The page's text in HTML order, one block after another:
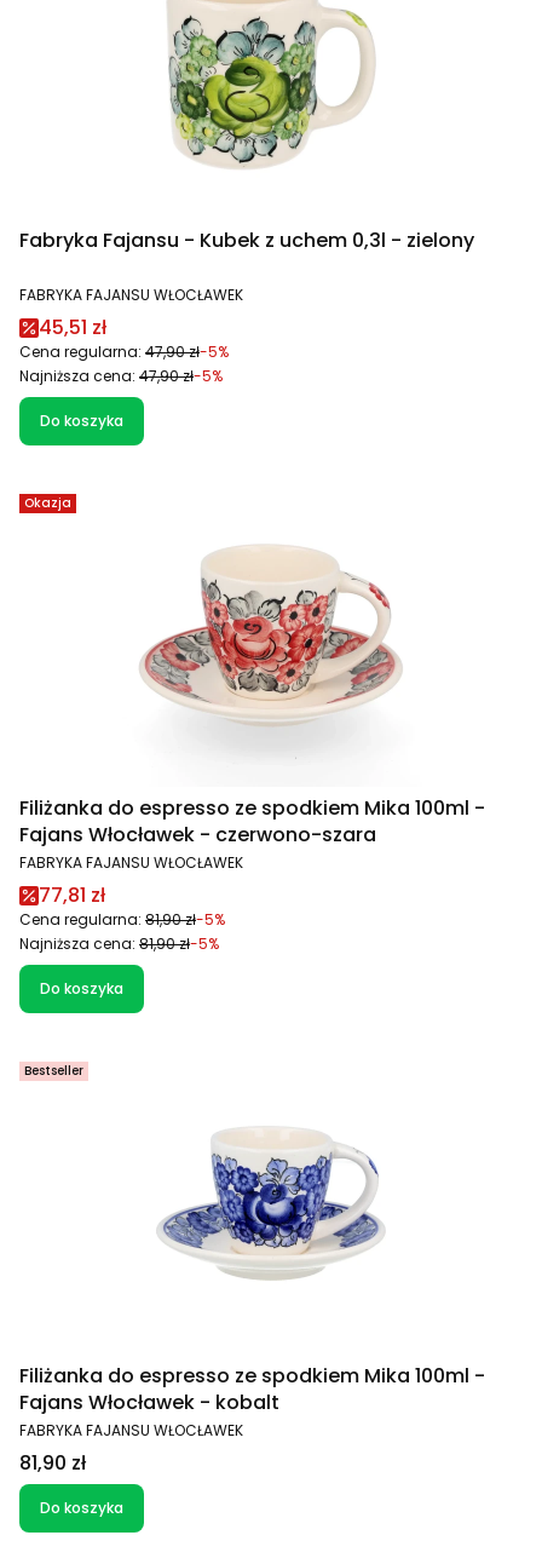
Fabryka Fajansu - Kubek z uchem 0,3l - zielony
PRODUCENT
FABRYKA FAJANSU WŁOCŁAWEK
Cena promocyjna
45,51 zł
Cena regularna: 47,90 zł-5%
Najniższa cena: 47,90 zł-5%
Do koszyka
Okazja
Filiżanka do espresso ze spodkiem Mika 100ml -
Fajans Włocławek - czerwono-szara
PRODUCENT
FABRYKA FAJANSU WŁOCŁAWEK
Cena promocyjna
77,81 zł
Cena regularna: 81,90 zł-5%
Najniższa cena: 81,90 zł-5%
Do koszyka
Bestseller
Filiżanka do espresso ze spodkiem Mika 100ml -
Fajans Włocławek - kobalt
PRODUCENT
FABRYKA FAJANSU WŁOCŁAWEK
Cena
81,90 zł
Do koszyka